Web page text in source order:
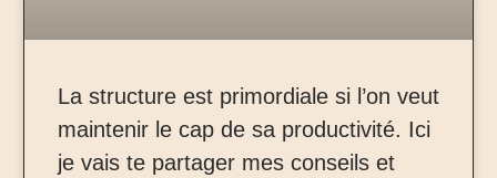
La structure est primordiale si l’on veut
maintenir le cap de sa productivité. Ici
je vais te partager mes conseils et